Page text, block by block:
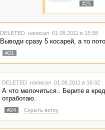
#25
DELETED написал 01.08.2011 в 15:58
Выводи сразу 5 косарей, а то
#21
DELETED написал 01.08.2011 в 16:32
А что мелочиться.. Берите в
отработаю.
#24 Скрыть ветку